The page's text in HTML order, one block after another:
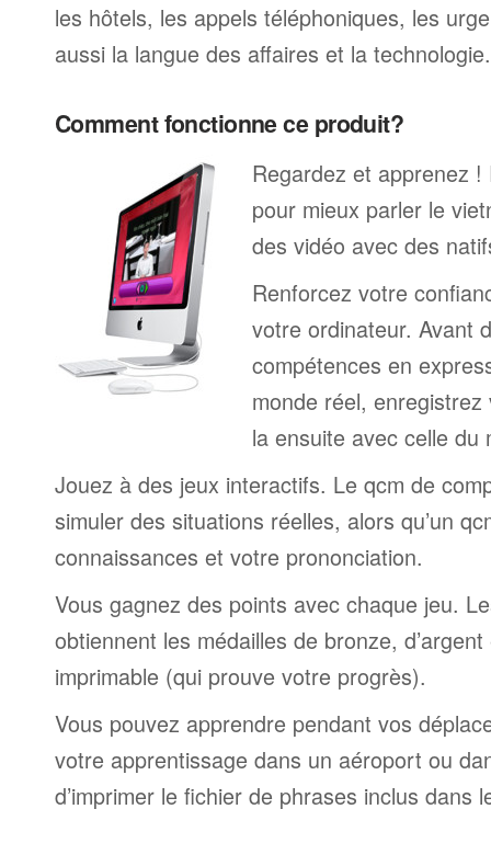
les hôtels, les appels téléphoniques, les
aussi la langue des affaires et la technologie.
Comment fonctionne ce produit?
Regardez et apprenez
pour mieux parler le
des vidéo avec des
Renforcez votre
votre ordinateur. Avant
compétences en
monde réel,
la ensuite avec celle du
Jouez à des jeux interactifs. Le qcm de
simuler des situations réelles, alors qu’un
connaissances et votre prononciation.
Vous gagnez des points avec chaque jeu.
obtiennent les médailles de bronze, d’argent
imprimable (qui prouve votre progrès).
Vous pouvez apprendre pendant vos
votre apprentissage dans un aéroport ou
d’imprimer le fichier de phrases inclus dans